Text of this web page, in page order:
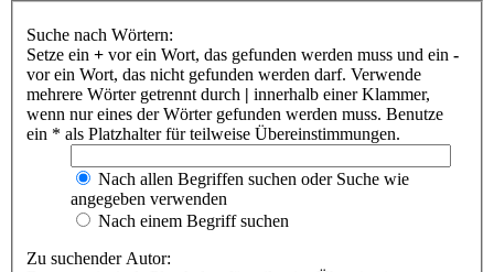
Suche nach Wörtern:
Setze ein + vor ein Wort, das gefunden werden muss und ein -
vor ein Wort, das nicht gefunden werden darf. Verwende
mehrere Wörter getrennt durch | innerhalb einer Klammer,
wenn nur eines der Wörter gefunden werden muss. Benutze
ein * als Platzhalter für teilweise Übereinstimmungen.
Nach allen Begriffen suchen oder Suche wie
angegeben verwenden
Nach einem Begriff suchen
Zu suchender Autor: